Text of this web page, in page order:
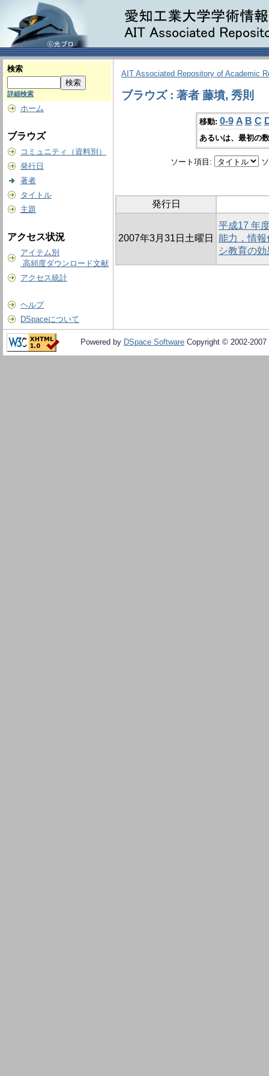
検索
詳細検索
ホーム
ブラウズ
コミュニティ（資料別）
発行日
著者
タイトル
主題
アクセス状況
アイテム別
高頻度ダウンロード文献
アクセス統計
ヘルプ
DSpaceについて
AIT Associated Repository of Academic
ブラウズ : 著者 藤墳, 秀則
移動: 0-9 A B C
あるいは、最初の
ソート項目:
発行日
2007年3月31日土曜日
平成17 年
能力，情
シ教育の
Powered by DSpace Software Copyright © 2002-2007